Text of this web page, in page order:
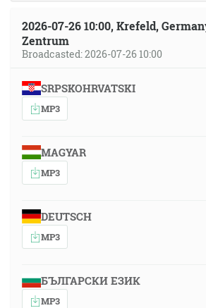
2026-07-26 10:00, Krefeld,
Zentrum
Broadcasted: 2026-07-26 10:00
SRPSKOHRVATSKI
MP3
MAGYAR
MP3
DEUTSCH
MP3
БЪЛГАРСКИ ЕЗИК
MP3